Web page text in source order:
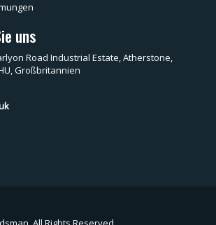
uns
Road Industrial Estate, Atherstone,
Großbritannien